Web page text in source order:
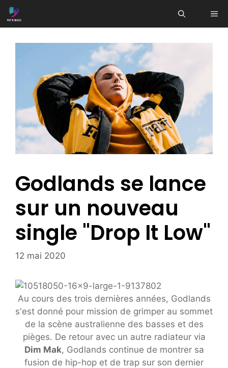
Aller
au
Godlands se lance
sur un nouveau
single "Drop It Low"
12 mai 2020
Au cours des trois dernières années, Godlands
s'est donné pour mission de grimper au sommet
de la scène australienne des basses et des
pièges. De retour avec un autre radiateur via
Dim Mak, Godlands continue de montrer sa
fusion de hip-hop et de trap sur son dernier